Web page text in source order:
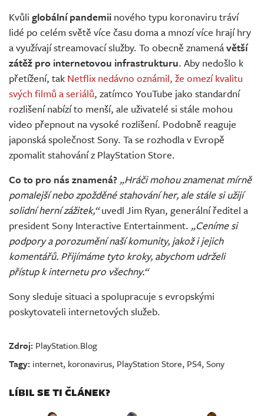
Živě
Kvůli globální pandemii nového typu koronaviru tráví
lidé po celém světě více času doma a mnozí více hrají hry
a využívají streamovací služby. To obecně znamenávětší
zátěž pro internetovou infrastrukturu. Aby nedošlo k
přetížení, tak Netflix nedávno oznámil, že omezí kvalitu
svých filmů a seriálů, zatímco YouTube jako standardní
rozlišení nabízí to menší, ale uživatelé si stále mohou
video přepnout na vysoké rozlišení. Podobně reaguje
japonská společnost Sony. Ta se rozhodla v Evropě
zpomalit stahování z PlayStation Store.
Co to pro nás znamená? „Hráči mohou znamenat mírně
pomalejší nebo zpožděné stahování her, ale stále si užijí
solidní herní zážitek,“uvedl Jim Ryan, generální ředitel a
president Sony Interactive Entertainment. „Ceníme si
podpory a porozumění naší komunity, jakož i jejich
komentářů. Přijímáme tyto kroky, abychom udrželi
přístup k internetu pro všechny.“
Sony sleduje situaci a spolupracuje s evropskými
poskytovateli internetových služeb.
Zdroj: PlayStation.Blog
Tagy: internet, koronavirus, PlayStation Store, PS4,Sony
LÍBIL SE TI ČLÁNEK?